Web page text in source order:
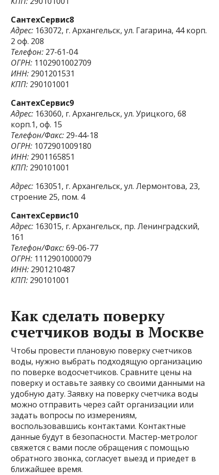
СантехСервис8
Адрес: 163072, г. Архангельск, ул. Гагарина, 44 корп.
2 оф. 208
Телефон: 27-61-04
ОГРН: 1102901002709
ИНН: 2901201531
КПП: 290101001
СантехСервис9
Адрес: 163060, г. Архангельск, ул. Урицкого, 68
корп.1, оф. 15
Телефон/Факс: 29-44-18
ОГРН: 1072901009180
ИНН: 2901165851
КПП: 290101001
Адрес: 163051, г. Архангельск, ул. Лермонтова, 23,
строение 25, пом. 4
СантехСервис10
Адрес: 163015, г. Архангельск, пр. Ленинградский,
161
Телефон/Факс:69-06-77
ОГРН: 1112901000079
ИНН: 2901210487
КПП: 290101001
Как сделать поверку
счетчиков воды в Москве
Чтобы провести плановую поверку счетчиков
воды, нужно выбрать подходящую организацию
по поверке водосчетчиков. Сравните цены на
поверку и оставьте заявку со своими данными на
удобную дату. Заявку на поверку счетчика воды
можно отправить через сайт организации или
задать вопросы по измерениям,
воспользовавшись контактами. Контактные
данные будут в безопасности. Мастер-метролог
свяжется с вами после обращения с помощью
обратного звонка, согласует выезд и приедет в
ближайшее время.